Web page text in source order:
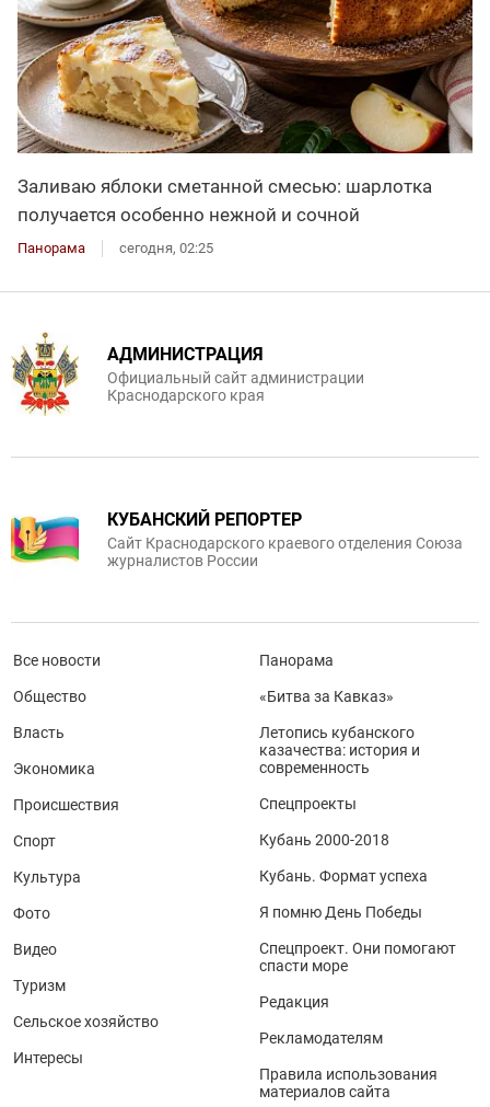
Заливаю яблоки сметанной смесью: шарлотка
получается особенно нежной и сочной
Панорама сегодня, 02:25
АДМИНИСТРАЦИЯ
Официальный сайт администрации
Краснодарского края
КУБАНСКИЙ РЕПОРТЕР
Сайт Краснодарского краевого отделения Союза
журналистов России
Все новости
Общество
Власть
Экономика
Происшествия
Спорт
Культура
Фото
Видео
Туризм
Сельское хозяйство
Интересы
Панорама
«Битва за Кавказ»
Летопись кубанского
казачества: история и
современность
Спецпроекты
Кубань 2000-2018
Кубань. Формат успеха
Я помню День Победы
Спецпроект. Они помогают
спасти море
Редакция
Рекламодателям
Правила использования
материалов сайта